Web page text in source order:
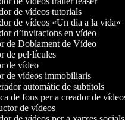
de vídeos tutorials
de vídeos «Un dia a la vida»
d’invitacions en vídeo
de Doblament de Vídeo
pel·lícules
de vídeo
de vídeos immobiliaris
automàtic de subtítols
de fons per a creador de vídeos
de vídeos